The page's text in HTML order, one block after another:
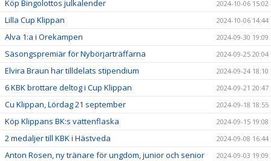
Köp Bingolottos julkalender 2024-10-06 15:02
Lilla Cup Klippan 2024-10-06 14:44
Alva 1:a i Orekampen 2024-09-30 19:09
Säsongspremiär för Nybörjarträffarna 2024-09-25 20:04
Elvira Braun har tilldelats stipendium 2024-09-24 18:10
6 KBK brottare deltog i Cup Klippan 2024-09-21 20:47
Cu Klippan, Lördag 21 september 2024-09-18 18:55
Köp Klippans BK:s vattenflaska 2024-09-15 19:08
2 medaljer till KBK i Hästveda 2024-09-08 16:44
Anton Rosen, ny tränare för ungdom, junior och senior 2024-09-03 19:09